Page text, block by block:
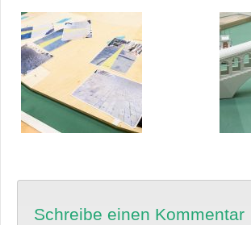
Schreibe einen Kommentar